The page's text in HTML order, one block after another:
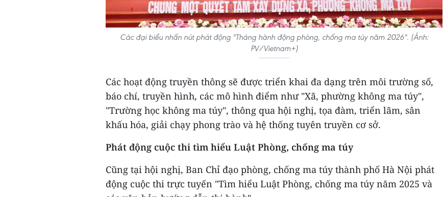
Các đại biểu nhấn nút phát động "Tháng hành động phòng, chống ma túy năm 2026". (Ảnh:
PV/Vietnam+)
Các hoạt động truyền thông sẽ được triển khai đa dạng trên môi trường số,
báo chí, truyền hình, các mô hình điểm như "Xã, phường không ma túy",
"Trường học không ma túy", thông qua hội nghị, tọa đàm, triển lãm, sân
khấu hóa, giải chạy phong trào và hệ thống tuyên truyền cơ sở.
Phát động cuộc thi tìm hiểu Luật Phòng, chống ma túy
Cũng tại hội nghị, Ban Chỉ đạo phòng, chống ma túy thành phố Hà Nội phát
động cuộc thi trực tuyến "Tìm hiểu Luật Phòng, chống ma túy năm 2025 và